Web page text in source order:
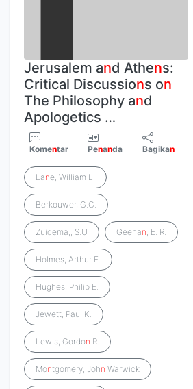
Jerusalem and Athens:
Critical Discussions on
The Philosophy and
Apologetics …
Komentar Penanda Bagikan
Lane, William L.
Berkouwer, G.C.
Zuidema,, S.U Geehan, E. R.
Holmes, Arthur F.
Hughes, Philip E.
Jewett, Paul K.
Lewis, Gordon R.
Montgomery, John Warwick